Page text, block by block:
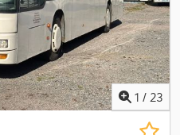
1 / 23